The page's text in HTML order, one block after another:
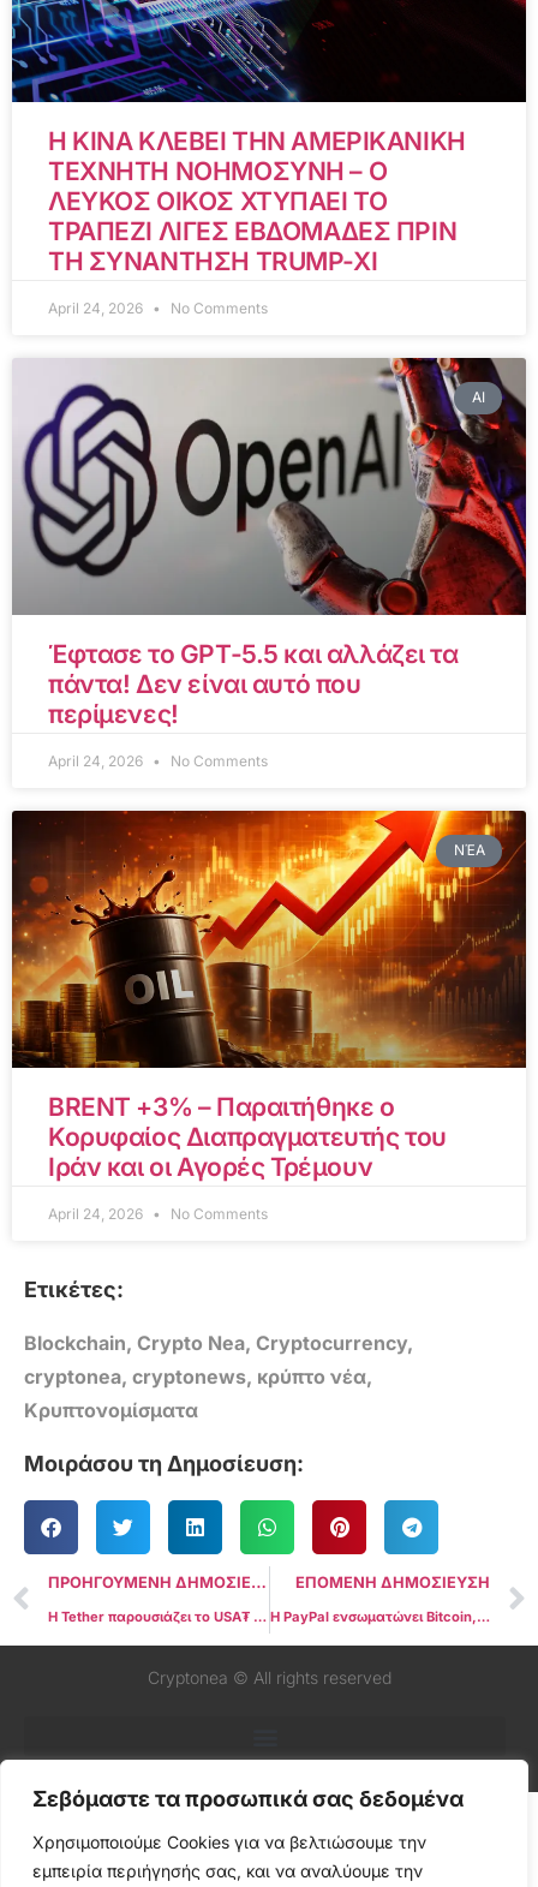
Σεβόμαστε τα προσωπικά σας δεδομένα
Χρησιμοποιούμε Cookies για να βελτιώσουμε την
εμπειρία περιήγησής σας, και να αναλύουμε την
Η ΚΙΝΑ ΚΛΕΒΕΙ ΤΗΝ ΑΜΕΡΙΚΑΝΙΚΗ
ΤΕΧΝΗΤΗ ΝΟΗΜΟΣΥΝΗ – Ο
ΛΕΥΚΟΣ ΟΙΚΟΣ ΧΤΥΠΑΕΙ ΤΟ
ΤΡΑΠΕΖΙ ΛΙΓΕΣ ΕΒΔΟΜΑΔΕΣ ΠΡΙΝ
ΤΗ ΣΥΝΑΝΤΗΣΗ TRUMP-XI
April 24, 2026 No Comments
AI
Έφτασε το GPT-5.5 και αλλάζει τα
πάντα! Δεν είναι αυτό που
περίμενες!
April 24, 2026 No Comments
ΝΈΑ
BRENT +3% – Παραιτήθηκε ο
Κορυφαίος Διαπραγματευτής του
Ιράν και οι Αγορές Τρέμουν
April 24, 2026 No Comments
Ετικέτες:
Blockchain, Crypto Nea, Cryptocurrency,
cryptonea, cryptonews, κρύπτο νέα,
Κρυπτονομίσματα
Μοιράσου τη Δημοσίευση:
ΠΡΟΗΓΟΥΜΕΝΗ ΔΗΜΟΣΙΕΥΣΗ
Η Tether παρουσιάζει το USA₮ και διορίζει πρώην σύμβουλο του Τραμπ ως CEO
ΕΠΟΜΕΝΗ ΔΗΜΟΣΙΕΥΣΗ
Η PayPal ενσωματώνει Bitcoin, Ether και PYUSD στις P2P πληρωμές
Cryptonea © All rights reserved